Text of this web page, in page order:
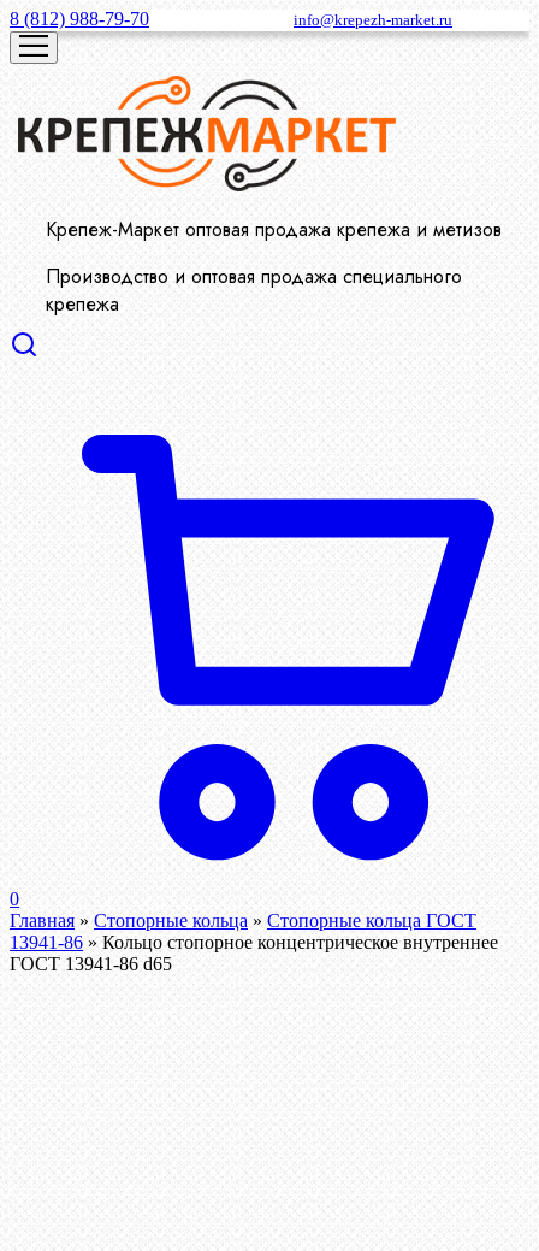
8 (812) 988-79-70 info@krepezh-market.ru
Крепеж-Маркет оптовая продажа крепежа и метизов
Производство и оптовая продажа специального
крепежа
0
Главная » Стопорные кольца » Стопорные кольца ГОСТ
13941-86 » Кольцо стопорное концентрическое внутреннее
ГОСТ 13941-86 d65